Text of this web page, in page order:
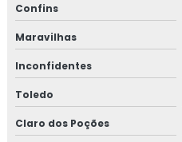
Confins
Maravilhas
Inconfidentes
Toledo
Claro dos Poções